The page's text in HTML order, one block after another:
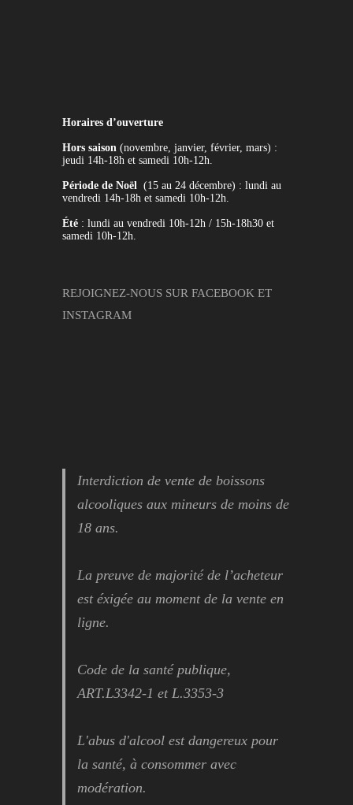
Horaires d’ouverture
Hors saison (novembre, janvier, février, mars) :
jeudi 14h-18h et samedi 10h-12h.
Période de Noël (15 au 24 décembre) : lundi au
vendredi 14h-18h et samedi 10h-12h.
Été : lundi au vendredi 10h-12h / 15h-18h30 et
samedi 10h-12h.
REJOIGNEZ-NOUS SUR FACEBOOK ET
INSTAGRAM
Interdiction de vente de boissons
alcooliques aux mineurs de moins de
18 ans.
La preuve de majorité de l’acheteur
est éxigée au moment de la vente en
ligne.
Code de la santé publique,
ART.L3342-1 et L.3353-3
L'abus d'alcool est dangereux pour
la santé, à consommer avec
modération.